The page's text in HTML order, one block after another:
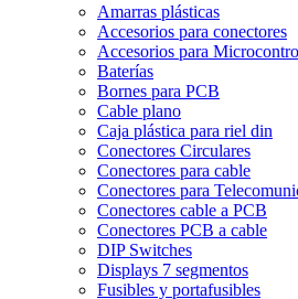
Amarras plásticas
Accesorios para conectores
Accesorios para
Baterías
Bornes para PCB
Cable plano
Caja plástica para riel din
Conectores Circulares
Conectores para cable
Conectores para
Conectores cable a PCB
Conectores PCB a cable
DIP Switches
Displays 7 segmentos
Fusibles y portafusibles